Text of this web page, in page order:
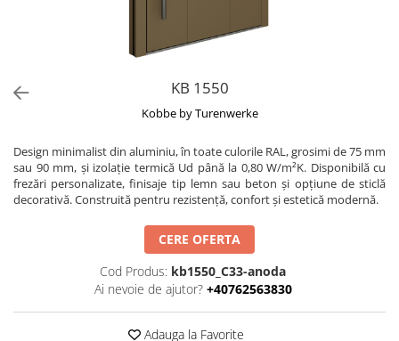
KB 1550
Kobbe by Turenwerke
Design minimalist din aluminiu, în toate culorile RAL, grosimi de 75 mm
sau 90 mm, și izolație termică Ud până la 0,80 W/m²K. Disponibilă cu
frezări personalizate, finisaje tip lemn sau beton și opțiune de sticlă
decorativă. Construită pentru rezistență, confort și estetică modernă.
CERE OFERTA
Cod Produs: kb1550_C33-anoda
Ai nevoie de ajutor? +40762563830
Adauga la Favorite